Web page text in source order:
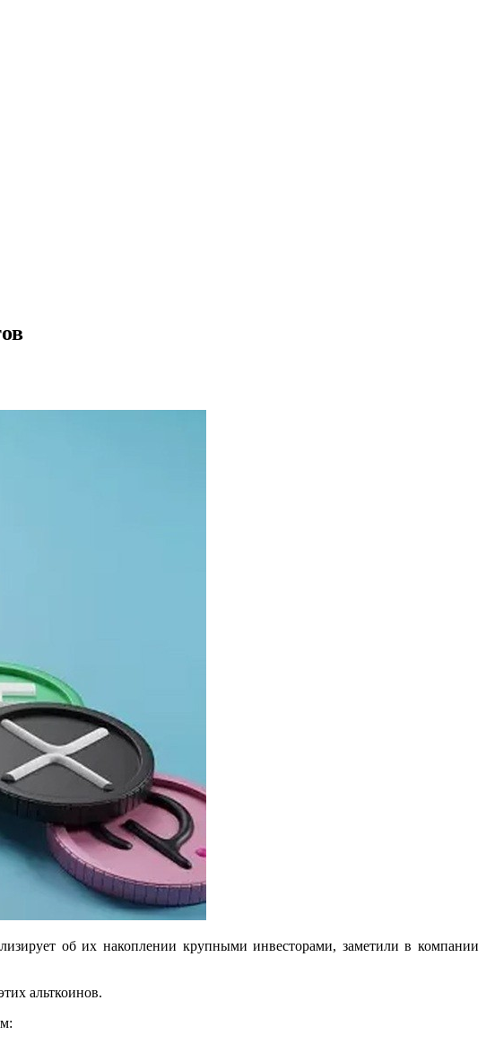
об их накоплении крупными инвесторами, заметили в компании
альткоинов.